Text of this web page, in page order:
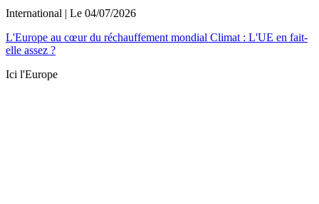
International | Le 04/07/2026
L'Europe au cœur du réchauffement mondial Climat : L'UE en fait-
elle assez ?
Ici l'Europe